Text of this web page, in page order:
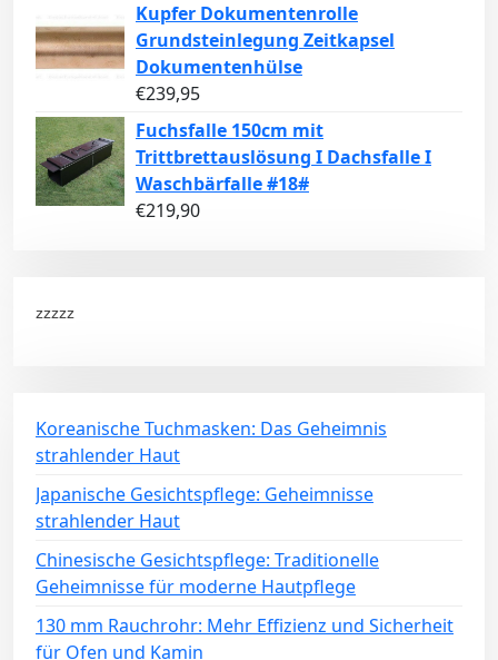
Kupfer Dokumentenrolle
Grundsteinlegung Zeitkapsel
Dokumentenhülse
€239,95
Fuchsfalle 150cm mit
Trittbrettauslösung I Dachsfalle I
Waschbärfalle #18#
€219,90
zzzzz
Koreanische Tuchmasken: Das Geheimnis
strahlender Haut
Japanische Gesichtspflege: Geheimnisse
strahlender Haut
Chinesische Gesichtspflege: Traditionelle
Geheimnisse für moderne Hautpflege
130 mm Rauchrohr: Mehr Effizienz und Sicherheit
für Ofen und Kamin